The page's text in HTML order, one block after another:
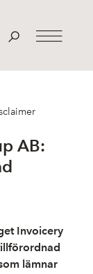
AB:
Invoicery
lämnar